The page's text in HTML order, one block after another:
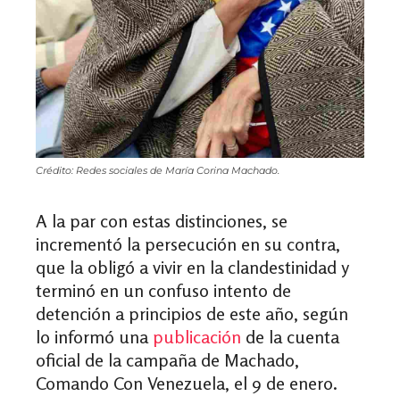
Crédito: Redes sociales de María Corina Machado.
A la par con estas distinciones, se
incrementó la persecución en su contra,
que la obligó a vivir en la clandestinidad y
terminó en un confuso intento de
detención a principios de este año, según
lo informó unapublicación de la cuenta
oficial de la campaña de Machado,
Comando Con Venezuela, el 9 de enero.